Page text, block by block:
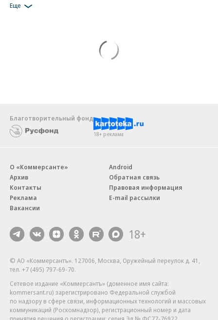
Еще
Благотворительный фонд
18+ реклама
О «Коммерсанте»
Архив
Контакты
Реклама
Вакансии
Android
Обратная связь
Правовая информация
E-mail рассылки
18+
© АО «Коммерсантъ». 127006, Москва, Оружейный переулок д. 41,
тел. +7 (495) 797-69-70.
Сетевое издание «Коммерсантъ» (доменное имя сайта:
kommersant.ru) зарегистрировано Федеральной службой
по надзору в сфере связи, информационных технологий и массовых
коммуникаций (Роскомнадзор), регистрационный номер и дата